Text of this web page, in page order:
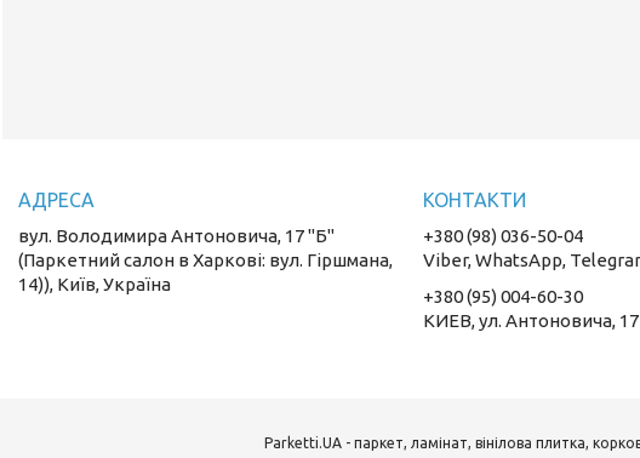
вул. Володимира Антоновича, 17 "Б"
(Паркетний салон в Харкові: вул. Гіршмана,
14)), Київ, Україна
+380 (98) 036-50-04
Viber, WhatsApp,
+380 (95) 004-60-30
КИЕВ, ул. Антоновича,